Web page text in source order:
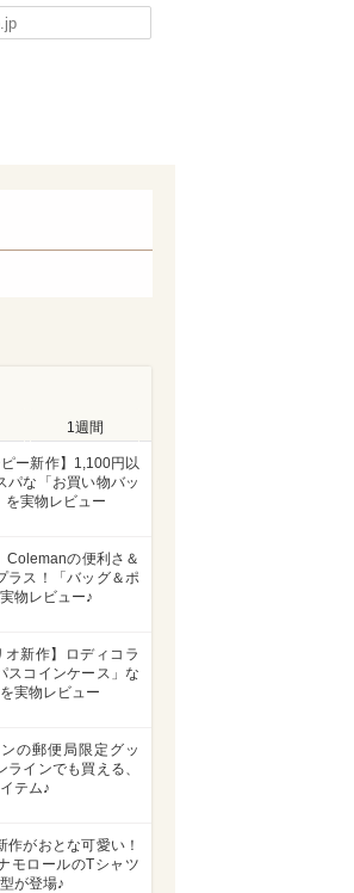
1週間
ピー新作】1,100円以
パな「お買い物バッ
を実物レビュー
Colemanの便利さ＆
ラス！「バッグ＆ポ
物レビュー♪
オ新作】ロディコラ
スコインケース」な
実物レビュー
の郵便局限定グッ
インでも買える、
テム♪
作がおとな可愛い！
モロールのTシャツ
が登場♪